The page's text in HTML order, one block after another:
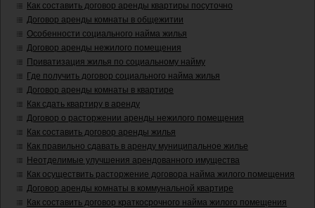
Как составить договор аренды квартиры посуточно
Договор аренды комнаты в общежитии
Особенности социального найма жилья
Договор аренды нежилого помещения
Приватизация жилья по социальному найму
Где получить договор социального найма жилья
Договор аренды комнаты в квартире
Как сдать квартиру в аренду
Договор о расторжении аренды нежилого помещения
Как составить договор аренды жилья
Как правильно сдавать в аренду муниципальное жилье
Неотделимые улучшения арендованного имущества
Как осуществить расторжение договора найма жилого помещения
Договор аренды комнаты в коммунальной квартире
Как составить договор краткосрочного найма жилого помещения